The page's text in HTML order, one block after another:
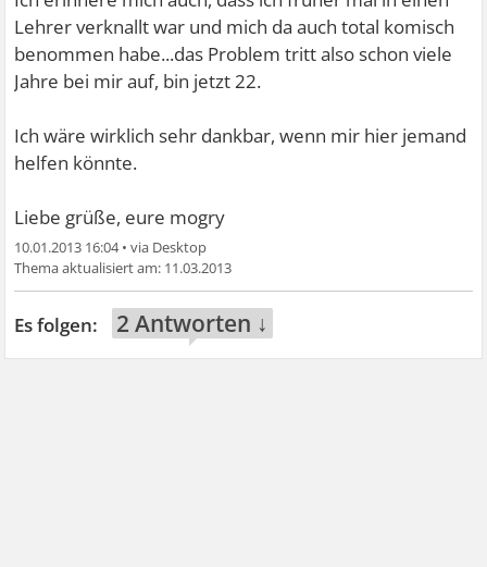
Lehrer verknallt war und mich da auch total komisch
benommen habe...das Problem tritt also schon viele
Jahre bei mir auf, bin jetzt 22.
Ich wäre wirklich sehr dankbar, wenn mir hier jemand
helfen könnte.
Liebe grüße, eure mogry
10.01.2013 16:04•
11.03.2013
2 Antworten ↓